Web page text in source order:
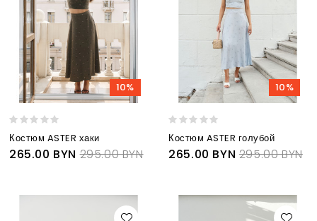
10%
Костюм ASTER хаки
265.00 BYN 295.00 BYN
10%
Костюм ASTER голубой
265.00 BYN 295.00 BYN